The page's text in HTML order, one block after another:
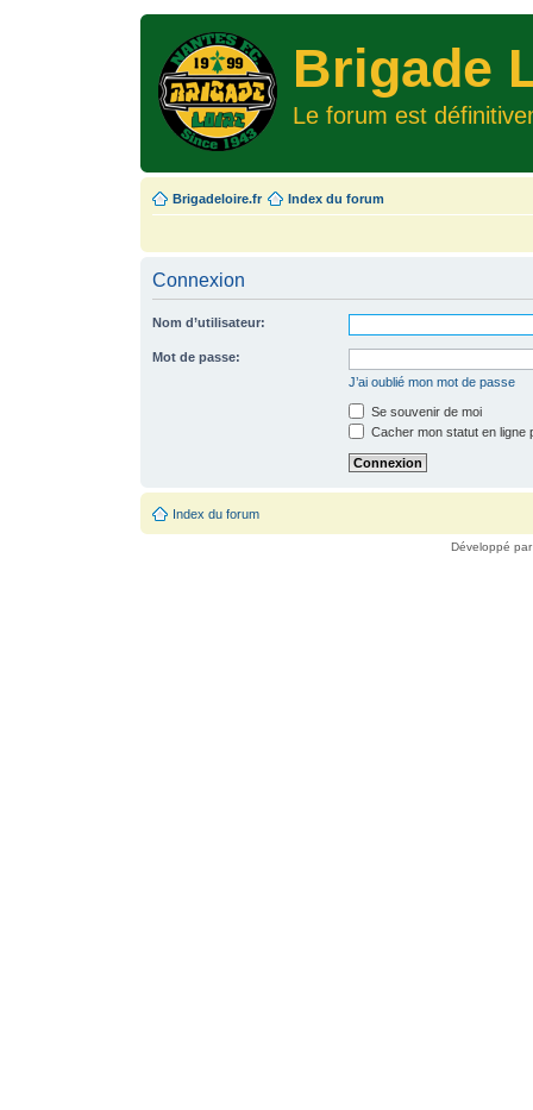
Brigade
Le forum est
Brigadeloire.fr Index du forum
Connexion
Nom d’utilisateur:
Mot de passe:
J’ai oublié mon mot de passe
Se souvenir de moi
Cacher mon statut en ligne
Index du forum
Développé